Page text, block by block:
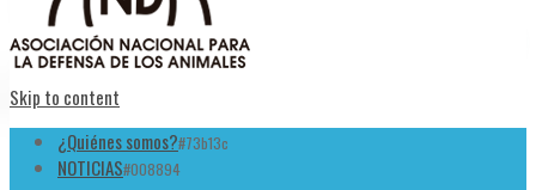
Skip to content
¿Quiénes somos?#73b13c
NOTICIAS#008894